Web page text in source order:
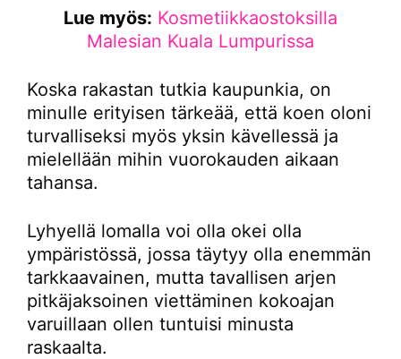
Lue myös: Kosmetiikkaostoksilla
Malesian Kuala Lumpurissa
Koska rakastan tutkia kaupunkia, on
minulle erityisen tärkeää, että koen oloni
turvalliseksi myös yksin kävellessä ja
mielellään mihin vuorokauden aikaan
tahansa.
Lyhyellä lomalla voi olla okei olla
ympäristössä, jossa täytyy olla enemmän
tarkkaavainen, mutta tavallisen arjen
pitkäjaksoinen viettäminen kokoajan
varuillaan ollen tuntuisi minusta
raskaalta.